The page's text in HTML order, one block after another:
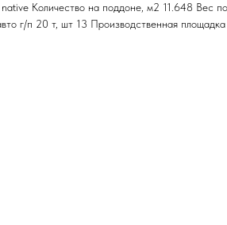
Количество на поддоне, м2 11.648 Вес
г/п 20 т, шт 13 Производственная площадка